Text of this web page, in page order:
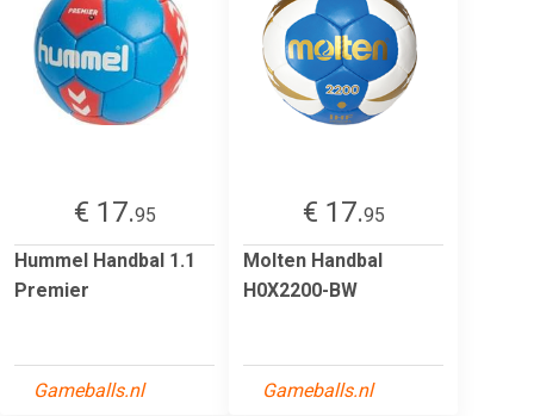
€ 17.95
Hummel Handbal 1.1
Premier
Gameballs.nl
€ 17.95
Molten Handbal
H0X2200-BW
Gameballs.nl